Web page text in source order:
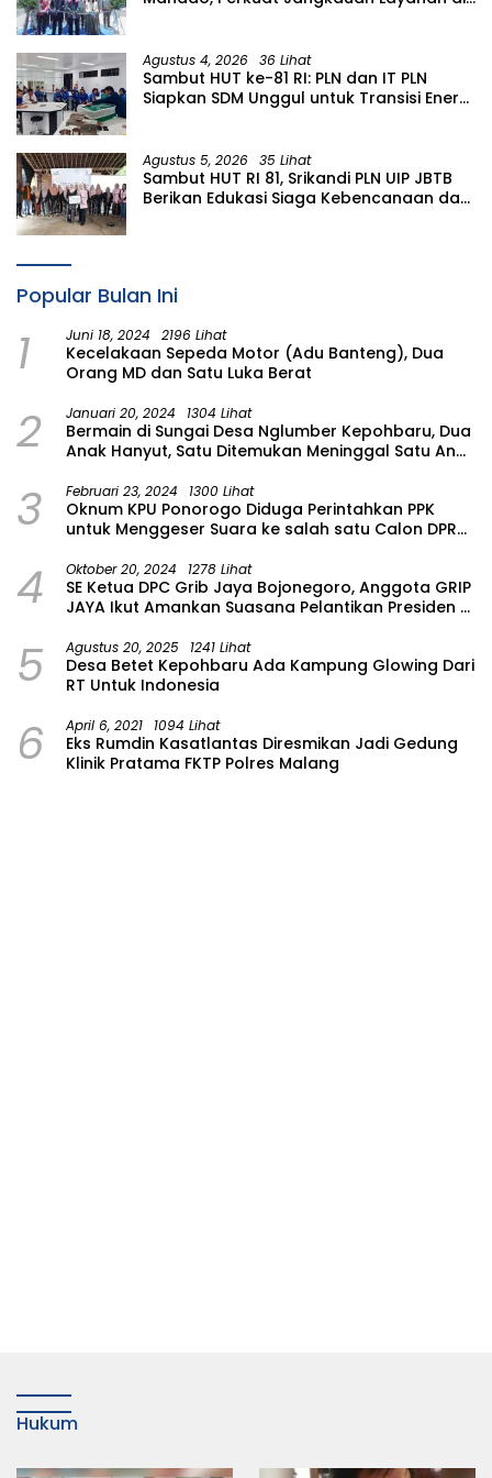
Agustus 4, 2026 36 Lihat
Sambut HUT ke-81 RI: PLN dan IT PLN
Siapkan SDM Unggul untuk Transisi Energi
Agustus 5, 2026 35 Lihat
Sambut HUT RI 81, Srikandi PLN UIP JBTB
Berikan Edukasi Siaga Kebencanaan dan
Popular Bulan Ini
1 Juni 18, 2024 2196 Lihat
Kecelakaan Sepeda Motor (Adu Banteng), Dua
Orang MD dan Satu Luka Berat
2 Januari 20, 2024 1304 Lihat
Bermain di Sungai Desa Nglumber Kepohbaru, Dua
Anak Hanyut, Satu Ditemukan Meninggal Satu Anak
3 Februari 23, 2024 1300 Lihat
Oknum KPU Ponorogo Diduga Perintahkan PPK
untuk Menggeser Suara ke salah satu Calon DPRD
4 Oktober 20, 2024 1278 Lihat
SE Ketua DPC Grib Jaya Bojonegoro, Anggota GRIP
JAYA Ikut Amankan Suasana Pelantikan Presiden di
5 Agustus 20, 2025 1241 Lihat
Desa Betet Kepohbaru Ada Kampung Glowing Dari
RT Untuk Indonesia
6 April 6, 2021 1094 Lihat
Eks Rumdin Kasatlantas Diresmikan Jadi Gedung
Klinik Pratama FKTP Polres Malang
Hukum